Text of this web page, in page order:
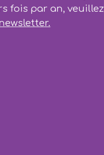
fois par an, veuillez